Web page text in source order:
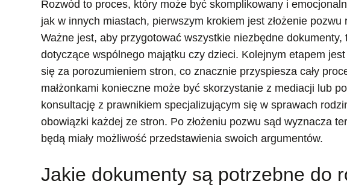
Rozwód to proces, który może być skomplikowany i
jak w innych miastach, pierwszym krokiem jest złożenie
Ważne jest, aby przygotować wszystkie niezbędne dokumenty,
dotyczące wspólnego majątku czy dzieci. Kolejnym etapem
się za porozumieniem stron, co znacznie przyspiesza cały
małżonkami konieczne może być skorzystanie z mediacji lub
konsultację z prawnikiem specjalizującym się w sprawach
obowiązki każdej ze stron. Po złożeniu pozwu sąd wyznacza
będą miały możliwość przedstawienia swoich argumentów.
Jakie dokumenty są potrzebne do